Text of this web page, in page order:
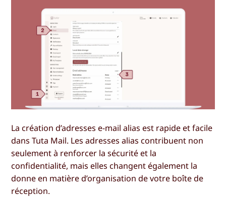
La création d’adresses e-mail alias est rapide et facile
dans Tuta Mail. Les adresses alias contribuent non
seulement à renforcer la sécurité et la
confidentialité, mais elles changent également la
donne en matière d’organisation de votre boîte de
réception.